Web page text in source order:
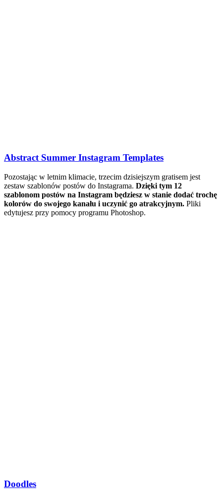
Abstract Summer Instagram Templates
Pozostając w letnim klimacie, trzecim dzisiejszym gratisem jest
zestaw szablonów postów do Instagrama. Dzięki tym 12
szablonom postów na Instagram będziesz w stanie dodać trochę
kolorów do swojego kanału i uczynić go atrakcyjnym. Pliki
edytujesz przy pomocy programu Photoshop.
Doodles